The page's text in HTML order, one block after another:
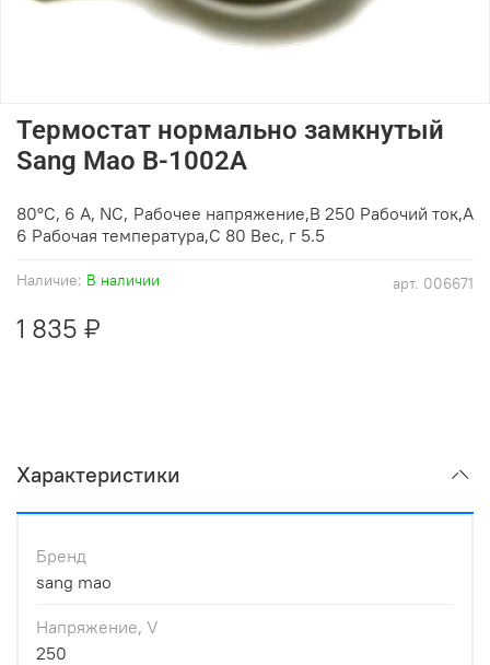
арт. 006671
Наличие: В наличии
Термостат нормально замкнутый
Sang Mao B-1002A
1 835 ₽
80°C, 6 A, NC, Рабочее напряжение,В 250 Рабочий ток,А
6 Рабочая температура,С 80 Вес, г 5.5
Характеристики
Бренд
sang mao
Напряжение, V
250